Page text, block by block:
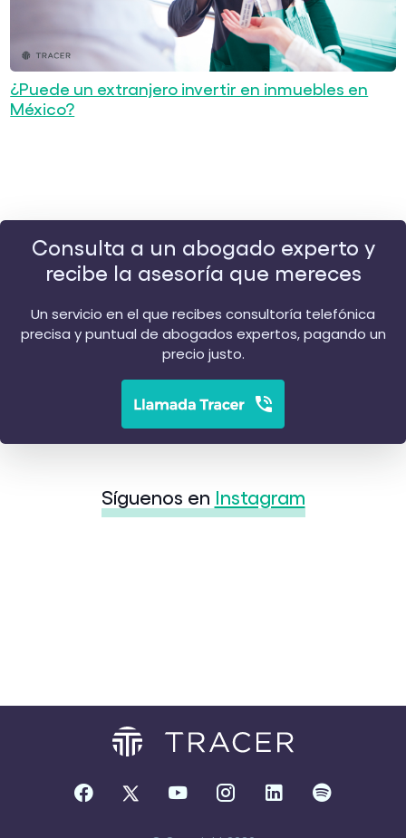
¿Puede un extranjero invertir en inmuebles en
México?
Consulta a un abogado experto y
recibe la asesoría que mereces
Un servicio en el que recibes consultoría telefónica
precisa y puntual de abogados expertos, pagando un
precio justo.
Síguenos en Instagram